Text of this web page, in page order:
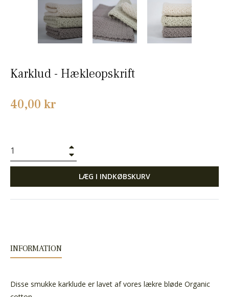
Karklud - Hækleopskrift
Normalpris
40,00 kr
LÆG I INDKØBSKURV
INFORMATION
Disse smukke karklude er lavet af vores lækre bløde Organic